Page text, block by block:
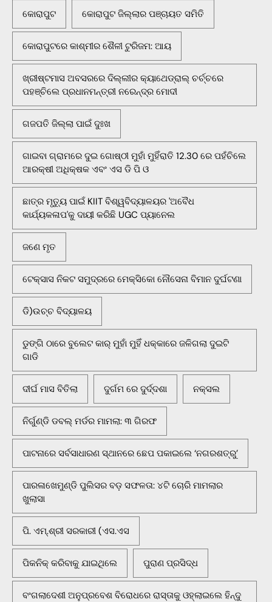
କୋରାପୁଟ କୋରାପୁଟ ଜିଲ୍ଲାର ପଞ୍ଚାୟତ ସମିତି
କୋରାପୁଟରେ କାଶ୍ମୀର ଶୈଳୀ ଟୁରିଜମ: ଆୟ
ଖ୍ରୀଷ୍ଟମାସ ଅବସରରେ ଦିଲ୍ଲୀର କ୍ୟାଥେଡ୍ରାଲ୍ ଚର୍ଚ୍ଚରେ
ପହଞ୍ଚିଲେ ପ୍ରଧାନମନ୍ତ୍ରୀ ନରେନ୍ଦ୍ର ମୋଦୀ
ଗଜପତି ଜିଲ୍ଲା ପାଇଁ ଦୁଃଖ
ଗାଇବା ଗ୍ରାମରେ ଦୁଇ ଗୋଷ୍ଠୀ ମୁହାଁ ମୁହିଁରାତି 12.30 ରେ ପହଁଚିଲେ
ଆରକ୍ଷୀ ଅଧିକ୍ଷକ ଏବଂ ଏସ ଡି ପି ଓ
ଛାତ୍ର ମୃତ୍ୟୁ ପାଇଁ KIIT ବିଶ୍ୱବିଦ୍ୟାଳୟର 'ଅବୈଧ
କାର୍ଯ୍ୟକଳାପ'କୁ ଦାୟୀ କରିଛି UGC ପ୍ୟାନେଲ
ଜଣେ ମୃତ
ଟେକ୍ସାସ ନିକଟ ସମୁଦ୍ରରେ ମେକ୍ସିକୋ ନୌସେନା ବିମାନ ଦୁର୍ଘଟଣା
ଡି)ଉଚ୍ଚ ବିଦ୍ୟାଳୟ
ଡୁଙ୍ଗି ଠାରେ ବୁଲେଟ କାର୍ ମୁହାଁ ମୁହିଁ ଧକ୍କାରେ ଜଳିଗଲା ଦୁଇଟି
ଗାଡି
ଦୀର୍ଘ ମାସ ବିତିଲା ଦୁର୍ଗମ ରେ ଦୁର୍ଦ୍ଦଶା ନକ୍ସଲ
ନିର୍ଗୁଣ୍ଡି ଡବଲ୍ ମର୍ଡର ମାମଲା: ୩ ଗିରଫ
ପାଟନାରେ ସର୍ବସାଧାରଣ ସ୍ଥାନରେ ଛେପ ପକାଇଲେ ‘ନଗରଶତ୍ରୁ’
ପାରଳାଖେମୁଣ୍ଡି ପୁଲିସର ବଡ଼ ସଫଳତା: ୪ଟି ଚୋରି ମାମଲାର
ଖୁଲାସା
ପି. ଏମ୍.ଶ୍ରୀ ସରକାରୀ (ଏସ.ଏସ
ପିକନିକ୍‌ କରିବାକୁ ଯାଇଥିଲେ ପୁରାଣ ପ୍ରସିଦ୍ଧ
ବଂଗଲାଦେଶୀ ଅନୁପ୍ରବେଶ ବିରୋଧରେ ରାସ୍ତାକୁ ଓହ୍ଲାଇଲେ ହିନ୍ଦୁ